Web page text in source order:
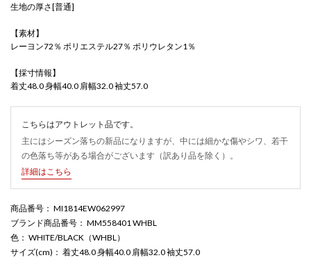
生地の厚さ[普通]
【素材】
レーヨン72％ ポリエステル27％ ポリウレタン1％
【採寸情報】
着丈48.0 身幅40.0 肩幅32.0 袖丈57.0
こちらはアウトレット品です。
主にはシーズン落ちの新品になりますが、中には細かな傷やシワ、若干
の色落ち等がある場合がございます（訳あり品を除く）。
詳細はこちら
商品番号 ： MI1814EW062997
ブランド商品番号 ： MM558401 WHBL
色 ： WHITE/BLACK（WHBL）
サイズ(cm) ： 着丈48.0 身幅40.0 肩幅32.0 袖丈57.0